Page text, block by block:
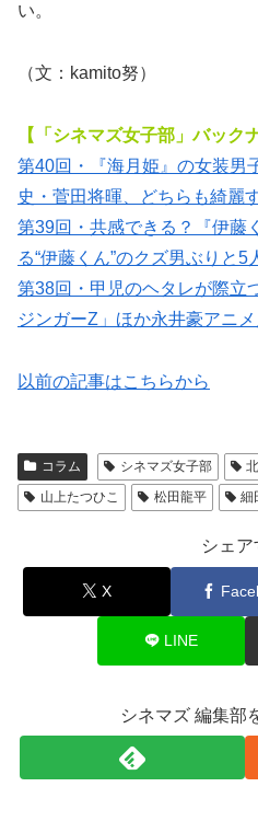
い。
（文：kamito努）
【「シネマズ女子部」バック
第40回・『海月姫』の女装男
史・菅田将暉、どちらも綺麗
第39回・共感できる？『伊藤
る“伊藤くん”のクズ男ぶりと5
第38回・甲児のヘタレが際立
ジンガーZ」ほか永井豪アニ
以前の記事はこちらから
コラム シネマズ女子部
山上たつひこ
松田龍平 細
シェア
X
LINE
シネマズ 編集部